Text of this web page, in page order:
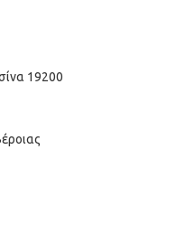
19200